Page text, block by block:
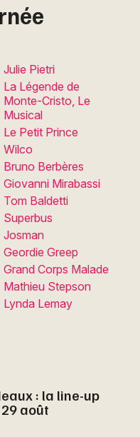
Julie Pietri
La Légende de
Monte-Cristo, Le
Musical
Le Petit Prince
Wilco
Bruno Berbères
Giovanni Mirabassi
Tom Baldetti
Superbus
Josman
Geordie Greep
Grand Corps Malade
Mathieu Stepson
Lynda Lemay
: la line-up
août